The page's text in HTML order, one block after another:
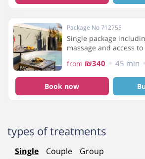
Package No 712755
Single package
massage and access
from ₪340 45 min
Book now
types of treatments
Single Couple Group